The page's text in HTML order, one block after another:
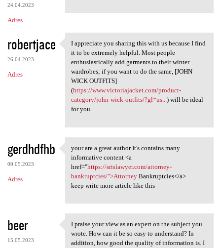
24.04.2023
Adres
robertjace
26.04.2023
Adres
I appreciate you sharing this
I appreciate you sharing this with us because I find
it to be extremely helpful. Most people
enthusiastically add garments to their winter
wardrobes; if you want to do the same, [JOHN
WICK OUTFITS]
(https://www.victoriajacket.com/product-
category/john-wick-outfits/?gl=us...) will be ideal
for you.
gerdhdfhb
09.05.2023
Adres
your are a great author It's
your are a great author It's contains many
informative content <a
href="https://srislawyer.com/attorney-
bankruptcies/">AttorneyBankruptcies</a>
keep write more article like this
beer
15.05.2023
I praise your view as an
I praise your view as an expert on the subject you
wrote. How can it be so easy to understand? In
addition, how good the quality of information is. I